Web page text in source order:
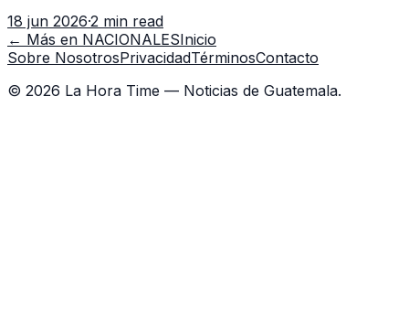
capacitación en la capital.
18 jun 2026·2 min read
← Más en NACIONALESInicio
Sobre NosotrosPrivacidadTérminosContacto
© 2026 La Hora Time — Noticias de Guatemala.